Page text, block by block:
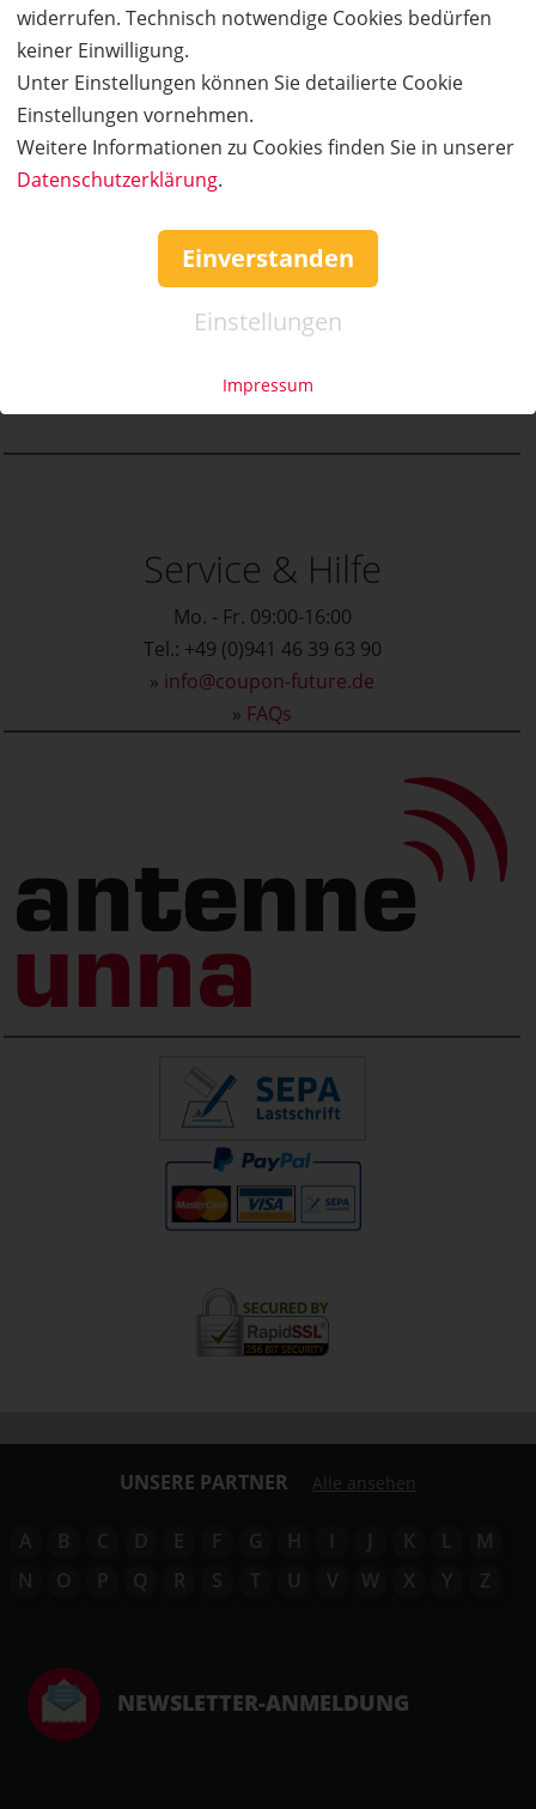
widerrufen. Technisch notwendige Cookies bedürfen
keiner Einwilligung.
Unter Einstellungen können Sie detailierte Cookie
Einstellungen vornehmen.
Weitere Informationen zu Cookies finden Sie in unserer
Datenschutzerklärung.
Einverstanden
Einstellungen
Impressum
Hotel Schöne Aussicht
Im Herzen des Schwarzwalds –
Ankommen. Aufatmen. Genießen.
50%
JETZT
Wert:
1.100,- € 550,- €
Versand:
Service & Hilfe
Mo. - Fr. 09:00-16:00
Tel.: +49 (0)941 46 39 63 90
» info@coupon-future.de
» FAQs
UNSERE PARTNER Alle ansehen
A B C D E F G H I J K L
M
N
O P Q R S T U V W X Y Z
NEWSLETTER-ANMELDUNG